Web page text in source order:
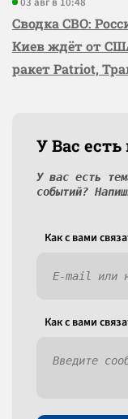
Сводка СВО:
Киев ждёт от
ракет Patriot,
У Вас есть
У вас есть
событий?
Как c вами
Как c вами